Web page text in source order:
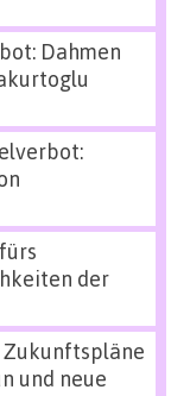
Dahmen
der
Zukunftspläne
und neue